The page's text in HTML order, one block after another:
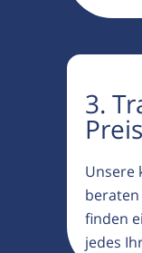
3.
Unsere
finden
jedes